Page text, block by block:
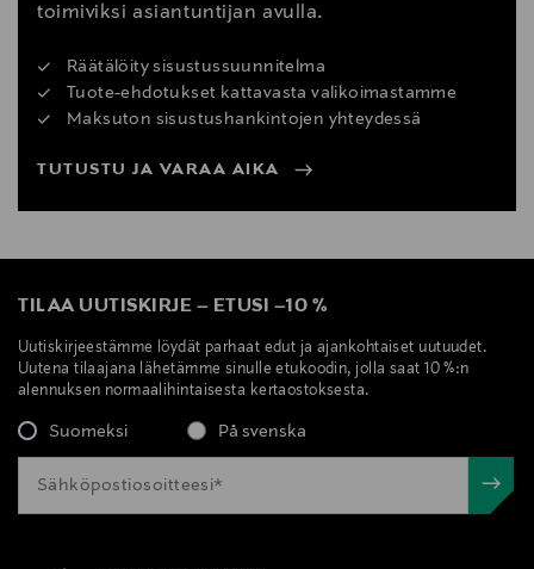
toimiviksi asiantuntijan avulla.
Räätälöity sisustussuunnitelma
Tuote-ehdotukset kattavasta valikoimastamme
Maksuton sisustushankintojen yhteydessä
TUTUSTU JA VARAA AIKA
TILAA UUTISKIRJE – ETUSI –10 %
Uutiskirjeestämme löydät parhaat edut ja ajankohtaiset uutuudet.
Uutena tilaajana lähetämme sinulle etukoodin, jolla saat 10 %:n
alennuksen normaalihintaisesta kertaostoksesta.
Suomeksi På svenska